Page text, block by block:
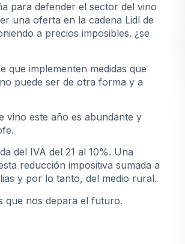
para defender el sector del vino
una oferta en la cadena Lidl de
a precios imposibles. ¿se
que implementen medidas que
puede ser de otra forma y a
vino este año es abundante y
del IVA del 21 al 10%. Una
reducción impositiva sumada a
y por lo tanto, del medio rural.
que nos depara el futuro.